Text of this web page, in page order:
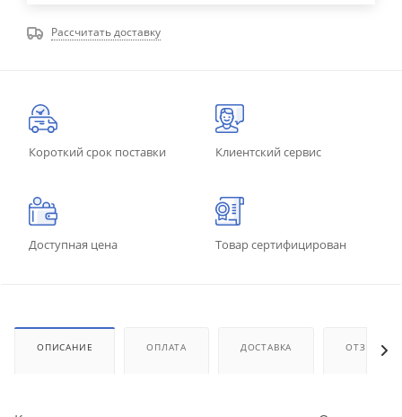
Рассчитать доставку
Короткий срок поставки Клиентский сервис
Доступная цена Товар сертифицирован
ОПИСАНИЕ ОПЛАТА ДОСТАВКА ОТЗЫВЫ